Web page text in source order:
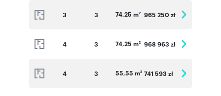
3 3 74,25 m2 965 250 zł
4 3 74,25 m2 968 963 zł
4 3 55,55 m2 741 593 zł